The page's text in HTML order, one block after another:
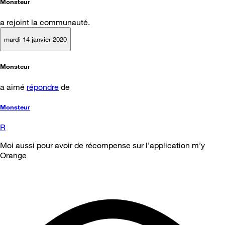
Monsteur
a rejoint la communauté.
mardi 14 janvier 2020
Monsteur
a aimé répondre de
Monsteur
R
Moi aussi pour avoir de récompense sur l’application m’y
Orange